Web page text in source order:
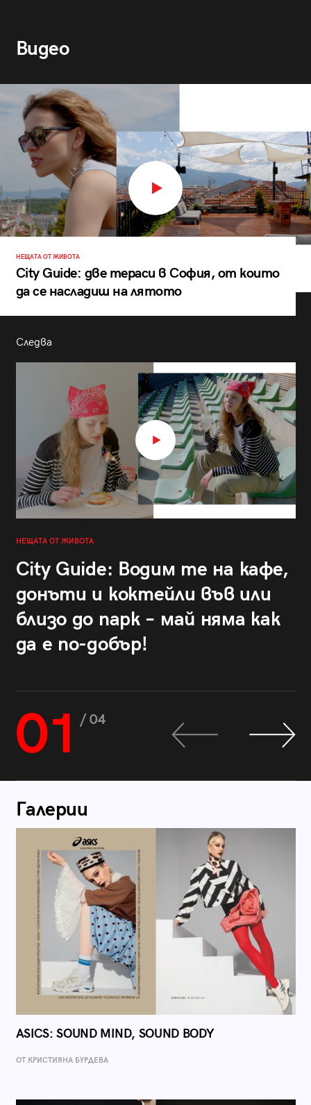
Видео
НЕЩАТА ОТ ЖИВОТА
City Guide: две тераси в София, от които
да се насладиш на лятото
Следва
НЕЩАТА ОТ ЖИВОТА
City Guide: Водим те на кафе,
донъти и коктейли във или
близо до парк – май няма как
да е по-добър!
01 / 04
Галерии
ASICS: SOUND MIND, SOUND BODY
ОТ КРИСТИЯНА БУРДЕВА